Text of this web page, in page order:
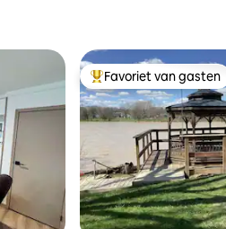
Topfavoriet van gasten
Favoriet van gasten